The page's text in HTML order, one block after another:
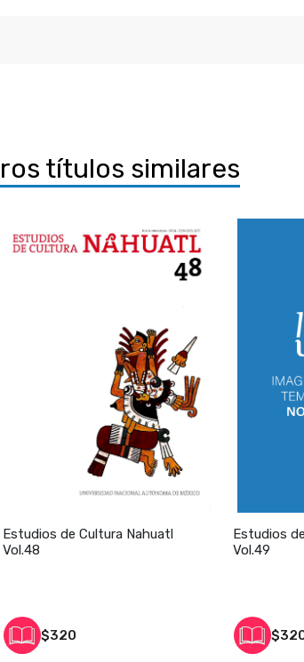
del arte 37
crítico 41
56
La historia desde el edificio (estudio
del prin1eredificio (1583-1619 ) 69
conventual. El templo y las áreas
l1abitacional (1629-1792) 120
renovación del conjunto con- ventual (
y finales del siglo XI 170
y el convento. Más allá de los márgenes
desde el exterio r 189
190
ciudad 232
el fasto urbarno 258
títulos similares
Estudios de Cultura Nahuatl
Vol.48
$320
Estudios
Vol.49